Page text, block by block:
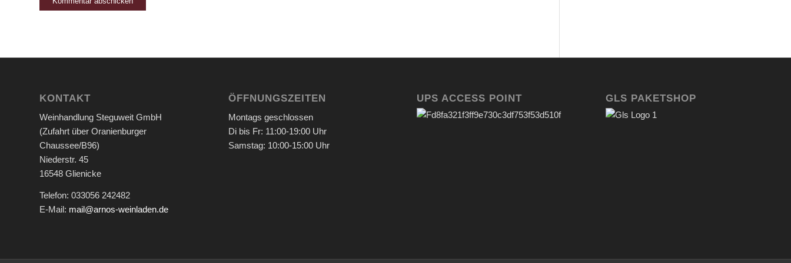
KONTAKT
Weinhandlung Steguweit GmbH
(Zufahrt über Oranienburger
Chaussee/B96)
Niederstr. 45
16548 Glienicke
Telefon: 033056 242482
E-Mail: mail@arnos-weinladen.de
ÖFFNUNGSZEITEN
Montags geschlossen
Di bis Fr: 11:00-19:00 Uhr
Samstag: 10:00-15:00 Uhr
UPS ACCESS POINT GLS PAKETSHOP